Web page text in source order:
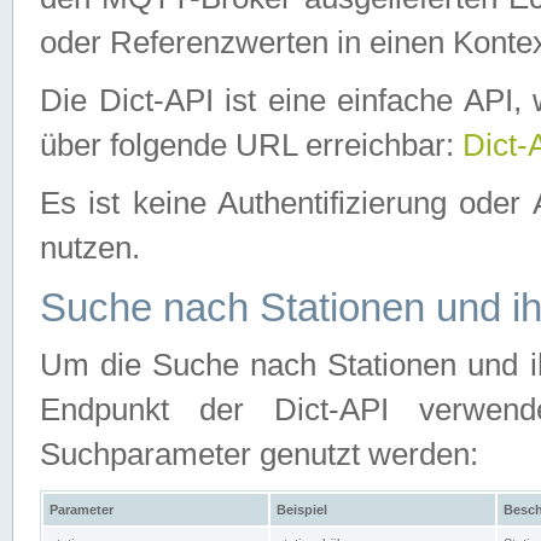
oder Referenzwerten in einen
Die Dict-API ist eine einfache API,
über folgende URL erreichbar: Dict-
Es ist keine Authentifizierung
nutzen.
Suche nach Stationen und
Um die Suche nach Stationen und
Endpunkt der Dict-API
Suchparameter genutzt werden:
Parameter Beispiel